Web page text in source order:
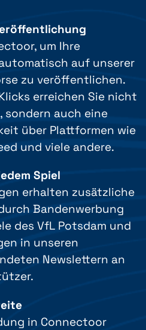
um Ihre
auf unserer
zu veröffentlichen.
erreichen Sie nicht
sondern auch eine
über Plattformen wie
und viele andere.
Spiel
erhalten zusätzliche
Bandenwerbung
des VfL Potsdam und
in unseren
Newslettern an
in Connectoor